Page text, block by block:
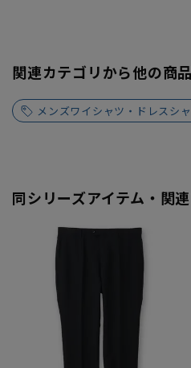
関連カテゴリから他の商
メンズワイシャツ・ドレスシ
同シリーズアイテム・関